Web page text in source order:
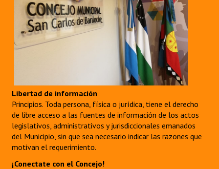
Libertad de información
Principios. Toda persona, física o jurídica, tiene el derecho
de libre acceso a las fuentes de información de los actos
legislativos, administrativos y jurisdiccionales emanados
del Municipio, sin que sea necesario indicar las razones que
motivan el requerimiento.
¡Conectate con el Concejo!